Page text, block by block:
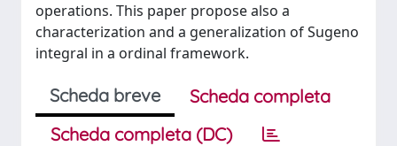
operations. This paper propose also a
characterization and a generalization of Sugeno
integral in a ordinal framework.
Scheda breve
Scheda completa
Scheda completa (DC)